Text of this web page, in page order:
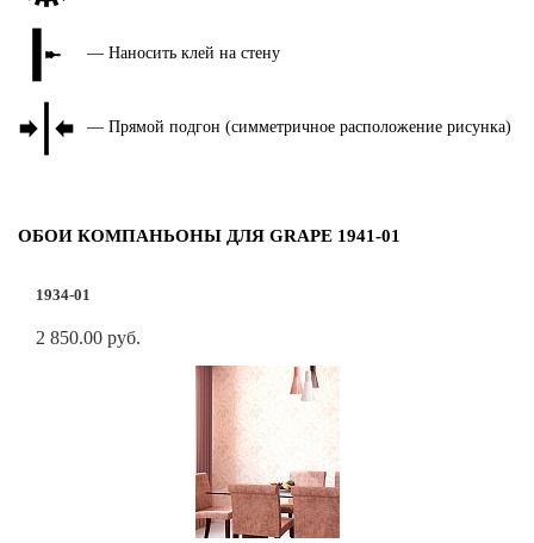
— Наносить клей на стену
— Прямой подгон (симметричное расположение рисунка)
ОБОИ КОМПАНЬОНЫ ДЛЯ GRAPE 1941-01
1934-01
2 850.00 руб.